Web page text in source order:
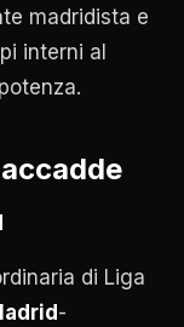
madridista e
interni al
di Liga
-